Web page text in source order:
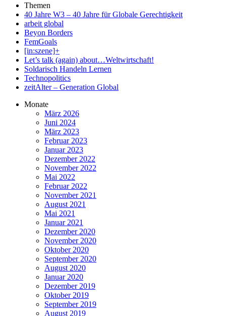
Themen
40 Jahre W3 – 40 Jahre für Globale Gerechtigkeit
arbeit global
Beyon Borders
FemGoals
[in:szene]+
Let’s talk (again) about…Weltwirtschaft!
Soldarisch Handeln Lernen
Technopolitics
zeitAlter – Generation Global
Monate
März 2026
Juni 2024
März 2023
Februar 2023
Januar 2023
Dezember 2022
November 2022
Mai 2022
Februar 2022
November 2021
August 2021
Mai 2021
Januar 2021
Dezember 2020
November 2020
Oktober 2020
September 2020
August 2020
Januar 2020
Dezember 2019
Oktober 2019
September 2019
August 2019